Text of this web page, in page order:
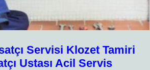
Servisi Klozet Tamiri
Ustası Acil Servis